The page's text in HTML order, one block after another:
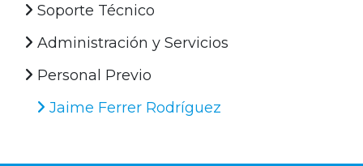
Soporte Técnico
Administración y Servicios
Personal Previo
Jaime Ferrer Rodríguez